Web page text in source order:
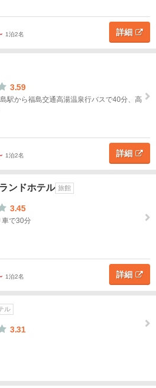
1泊2名 詳細
3.59
駅から福島交通高湯温泉行バスで40分、高
1泊2名 詳細
ンドホテル 旅館
3.45
車で30分
1泊2名 詳細
ル
3.31